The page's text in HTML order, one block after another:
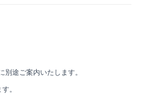
途ご案内いたします。
。